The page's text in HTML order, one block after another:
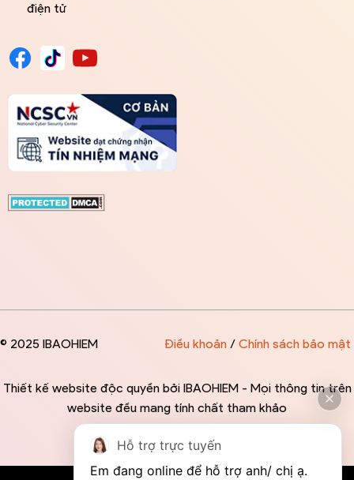
điện tử
© 2025 IBAOHIEM
Thiết kế website độc quyền bởi IBAOHIEM - Mọi thông tin trên
website đều mang tính chất tham khảo
Điều khoản/ Chính sách bảo mật
Hỗ trợ trực tuyến
Em đang online để hỗ trợ anh/ chị ạ.